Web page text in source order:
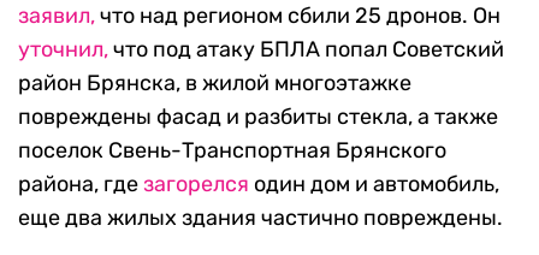
заявил,что над регионом сбили 25 дронов. Он
уточнил,что под атаку БПЛА попал Советский
район Брянска, в жилой многоэтажке
повреждены фасад и разбиты стекла, а также
поселок Свень-Транспортная Брянского
района, гдезагорелся один дом и автомобиль,
еще два жилых здания частично повреждены.